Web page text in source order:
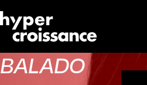
BALADO